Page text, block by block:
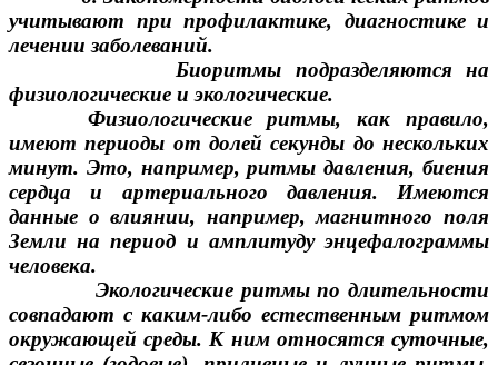
учитывают при профилактике, диагностике и
лечении заболеваний.
Биоритмы подразделяются на
физиологические и экологические.
Физиологические ритмы, как правило,
имеют периоды от долей секунды до нескольких
минут. Это, например, ритмы давления, биения
сердца и артериального давления. Имеются
данные о влиянии, например, магнитного поля
Земли на период и амплитуду энцефалограммы
человека.
Экологические ритмы по длительности
совпадают с каким-либо естественным ритмом
окружающей среды. К ним относятся суточные,